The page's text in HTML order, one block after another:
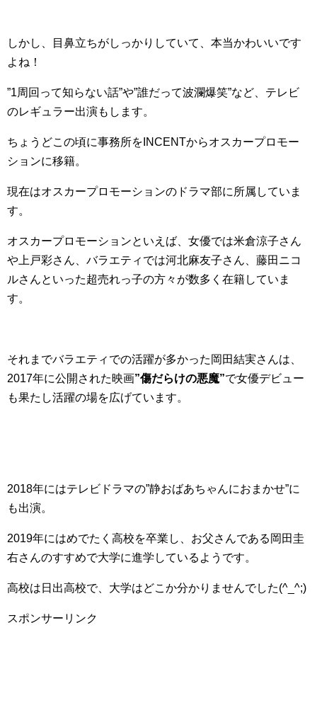
しかし、目鼻立ちがしっかりしていて、本当かわいいです
よね！
”1周回って知らない話”や”誰だって波瀾爆笑”など、テレビ
のレギュラー出演もします。
ちょうどこの頃に事務所をINCENTからオスカープロモー
ションに移籍。
現在はオスカープロモーションのドラマ部に所属していま
す。
オスカープロモーションといえば、女優では米倉涼子さん
や上戸彩さん、バラエティでは河北麻友子さん、藤田ニコ
ルさんといった超売れっ子の方々が数多く在籍していま
す。
それまでバラエティでの活躍が多かった岡田結実さんは、
2017年に公開された映画”傷だらけの悪魔”で女優デビュー
も果たし活躍の場を広げています。
2018年にはテレビドラマの”静おばあちゃんにおまかせ”に
も出演。
2019年にはめでたく高校を卒業し、お父さんである岡田圭
右さんのすすめで大学に進学しているようです。
高校は日出高校で、大学はどこか分かりませんでした(^_^;)
スポンサーリンク